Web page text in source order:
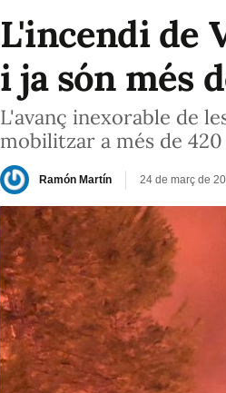
L'incendi de
i ja són més
L'avanç inexorable de
mobilitzar a més de
Ramón Martín 24 de març de